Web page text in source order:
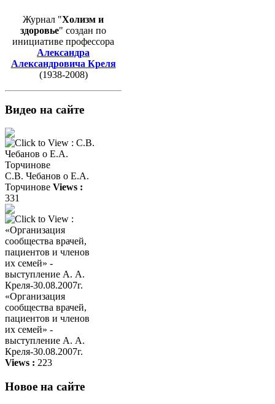
Журнал "Холизм и
здоровье" создан по
инициативе профессора
Александра
Александровича Креля
(1938-2008)
Видео на сайте
С.В. Чебанов о Е.А.
Торчинове Views :
331
«Организация
сообщества врачей,
пациентов и членов
их семей» -
выступление А. А.
Креля-30.08.2007г.
Views : 223
Новое на сайте